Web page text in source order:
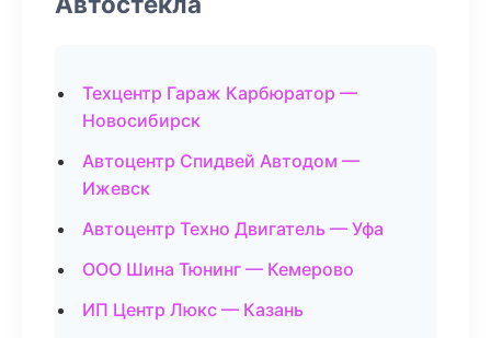
Техцентр Гараж Карбюратор —
Новосибирск
Автоцентр Спидвей Автодом —
Ижевск
Автоцентр Техно Двигатель — Уфа
ООО Шина Тюнинг — Кемерово
ИП Центр Люкс — Казань